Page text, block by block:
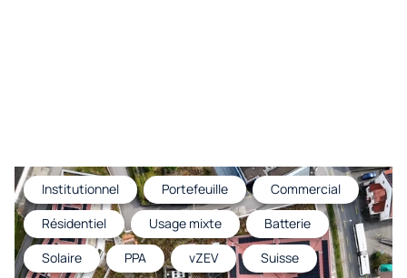
Institutionnel Portefeuille
Commercial
Résidentiel
Usage mixte
Batterie
Solaire
PPA vZEV Suisse